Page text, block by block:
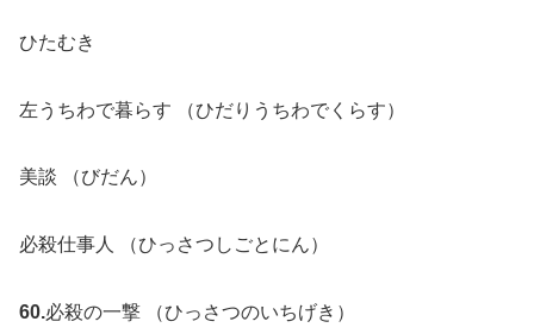
ひたむき
左うちわで暮らす （ひだりうちわでくらす）
美談 （びだん）
必殺仕事人 （ひっさつしごとにん）
60.必殺の一撃 （ひっさつのいちげき）